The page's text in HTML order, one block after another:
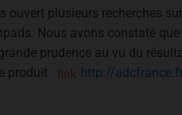
ouvert plusieurs recherches
Nous avons constaté
prudence au vu du
produit
http://